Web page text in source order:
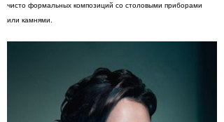
чисто формальных композиций со столовыми приборами
или камнями.